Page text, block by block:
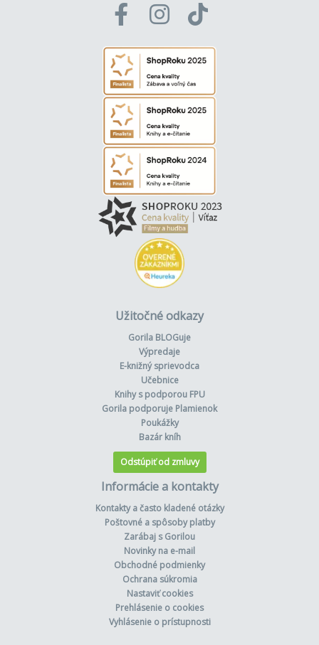
Užitočné odkazy
Gorila BLOGuje
Výpredaje
E-knižný sprievodca
Učebnice
Knihy s podporou FPU
Gorila podporuje Plamienok
Poukážky
Bazár kníh
Odstúpiť od zmluvy
Informácie a kontakty
Kontakty a často kladené otázky
Poštovné a spôsoby platby
Zarábaj s Gorilou
Novinky na e-mail
Obchodné podmienky
Ochrana súkromia
Nastaviť cookies
Prehlásenie o cookies
Vyhlásenie o prístupnosti